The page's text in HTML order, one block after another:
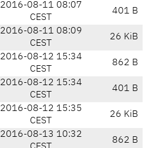
2016-08-11 08:07
CEST
401 B
2016-08-11 08:09
CEST
26 KiB
2016-08-12 15:34
CEST
862 B
2016-08-12 15:34
CEST
401 B
2016-08-12 15:35
CEST
26 KiB
2016-08-13 10:32
862 B